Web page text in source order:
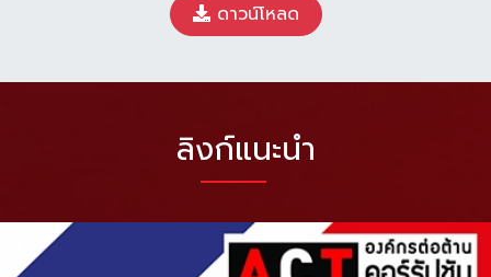
ดาวน์โหลด
ลิงก์แนะนำ